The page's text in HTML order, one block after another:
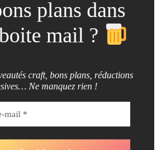
plans dans
mail ?
craft, bons plans, réductions
Ne manquez rien !